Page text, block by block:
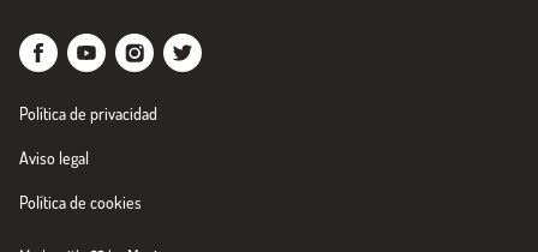
Política de privacidad
Aviso legal
Política de cookies